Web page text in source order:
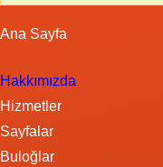
Ana Sayfa
Hakkımızda
Hizmetler
Sayfalar
Buloğlar